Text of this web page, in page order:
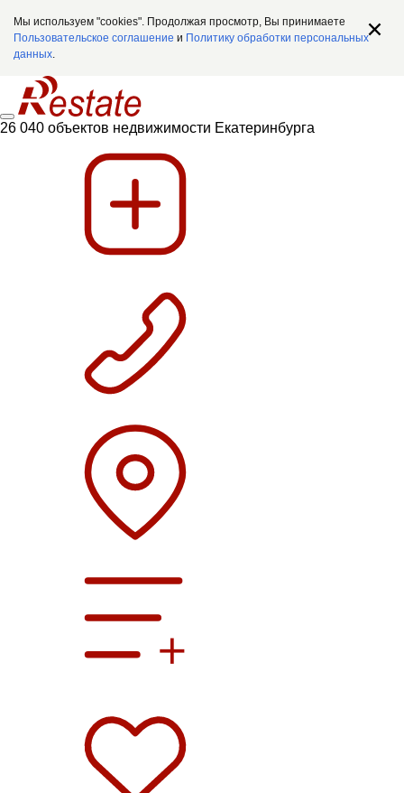
Мы используем "cookies". Продолжая просмотр, Вы принимаете
Пользовательское соглашение и Политику обработки персональных
данных.
26 040 объектов недвижимости Екатеринбурга